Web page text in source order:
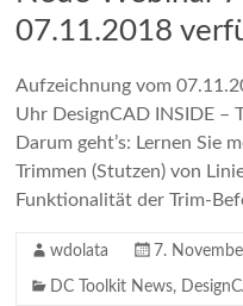
07.11.2018
Aufzeichnung vom
Uhr DesignCAD INSIDE –
Darum geht’s: Lernen Sie
Trimmen (Stutzen) von
Funktionalität der Trim-
wdolata 7.
DC Toolkit News,